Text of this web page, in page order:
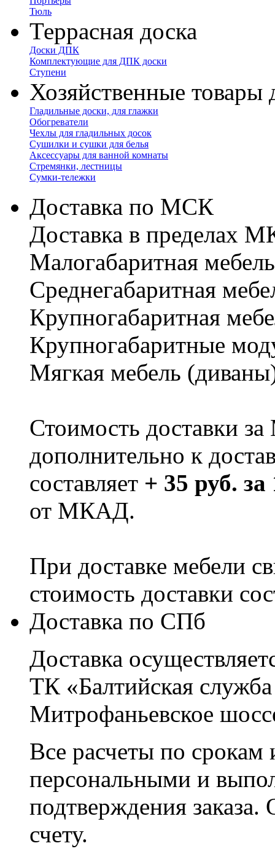
Тюль
Террасная доска
Доски ДПК
Комплектующие для ДПК доски
Ступени
Хозяйственные товары
Гладильные доски, для глажки
Обогреватели
Чехлы для гладильных досок
Сушилки и сушки для белья
Аксессуары для ванной комнаты
Стремянки, лестницы
Сумки-тележки
Доставка по МСК
Доставка в пределах
Малогабаритная
Cреднегабаритная
Крупногабаритная
Крупногабаритные
Мягкая мебель
Стоимость доставки
дополнительно к
составляет + 35 руб.
от МКАД.
При доставке мебели
стоимость доставки
Доставка по СПб
Доставка
ТК «Балтийская
Митрофаньевское
Все расчеты по срокам
персональными и
подтверждения заказа.
счету.